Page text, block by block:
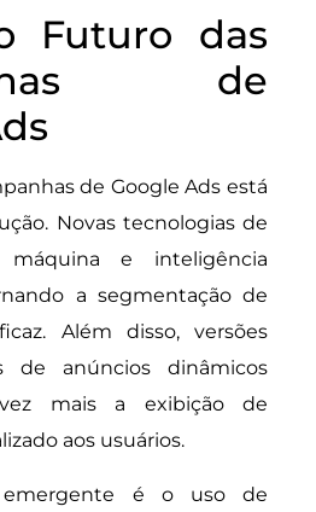
Futuro das
de
de Google Ads está
Novas tecnologias de
máquina e inteligência
a segmentação de
Além disso, versões
de anúncios dinâmicos
mais a exibição de
aos usuários.
emergente é o uso de